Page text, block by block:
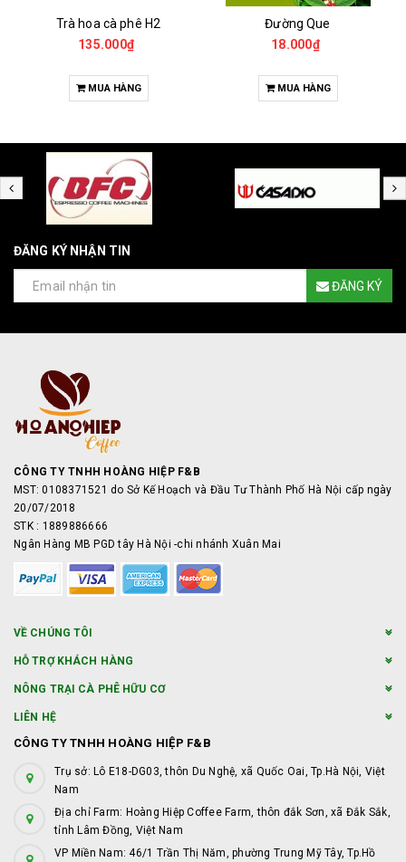
Trà hoa cà phê H2
135.000₫
MUA HÀNG
Đường Que
18.000₫
MUA HÀNG
ĐĂNG KÝ NHẬN TIN
ĐĂNG KÝ
CÔNG TY TNHH HOÀNG HIỆP F&B
MST: 0108371521 do Sở Kế Hoạch và Đầu Tư Thành Phố Hà Nội cấp ngày
20/07/2018
STK : 1889886666
Ngân Hàng MB PGD tây Hà Nội -chi nhánh Xuân Mai
VỀ CHÚNG TÔI
HỖ TRỢ KHÁCH HÀNG
NÔNG TRẠI CÀ PHÊ HỮU CƠ
LIÊN HỆ
CÔNG TY TNHH HOÀNG HIỆP F&B
Trụ sở: Lô E18-DG03, thôn Du Nghệ, xã Quốc Oai, Tp.Hà Nội, Việt
Nam
Địa chỉ Farm: Hoàng Hiệp Coffee Farm, thôn đắk Sơn, xã Đắk Sắk,
tỉnh Lâm Đồng, Việt Nam
VP Miền Nam: 46/1 Trần Thị Năm, phường Trung Mỹ Tây, Tp.Hồ